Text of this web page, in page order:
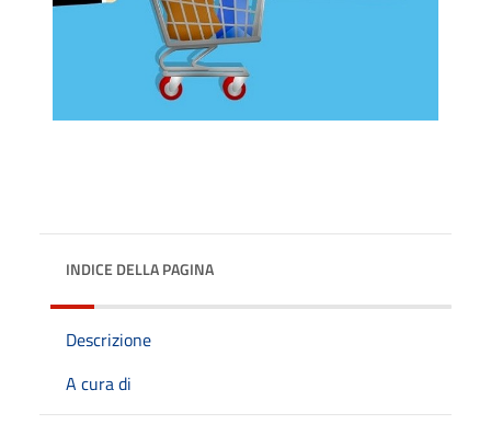
INDICE DELLA PAGINA
Descrizione
A cura di